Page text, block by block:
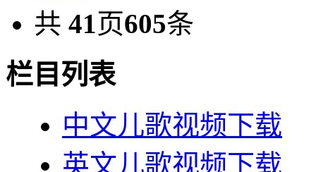
共 41页605条
栏目列表
中文儿歌视频下载
英文儿歌视频下载